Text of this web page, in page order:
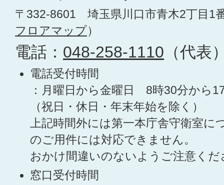
〒332-8601 埼玉県川口市青木2丁目1
フロアマップ）
電話： 048-258-1110 （代表
電話受付時間
：月曜日から金曜日 8時30分から
（祝日・休日・年末年始を除く）
上記時間外には第一本庁舎守衛室に
のご用件には対応できません。
おかけ間違いのないようご注意くだ
窓口受付時間